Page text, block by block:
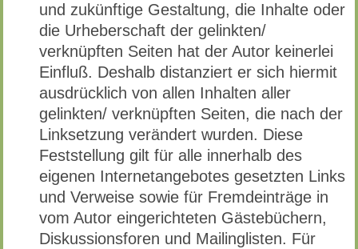
und zukünftige Gestaltung, die Inhalte oder
die Urheberschaft der gelinkten/
verknüpften Seiten hat der Autor keinerlei
Einfluß. Deshalb distanziert er sich hiermit
ausdrücklich von allen Inhalten aller
gelinkten/ verknüpften Seiten, die nach der
Linksetzung verändert wurden. Diese
Feststellung gilt für alle innerhalb des
eigenen Internetangebotes gesetzten Links
und Verweise sowie für Fremdeinträge in
vom Autor eingerichteten Gästebüchern,
Diskussionsforen und Mailinglisten. Für